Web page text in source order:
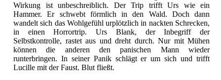
Wirkung ist unbeschreiblich. Der Trip trifft Urs wie ein
Hammer. Er schwebt förmlich in den Wald. Doch dann
wandelt sich das Wohlgefühl urplötzlich in nackten Schrecken,
in einen Horrortrip. Urs Blank, der Inbegriff der
Selbstkontrolle, rastet aus und dreht durch. Nur mit Mühen
können die anderen den panischen Mann wieder
runterbringen. In seiner Panik schlägt er um sich und trifft
Lucille mit der Faust. Blut fließt.